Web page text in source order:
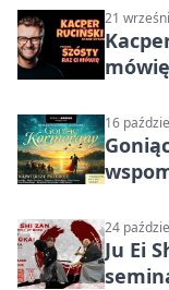
21
16
24
Ju Ei